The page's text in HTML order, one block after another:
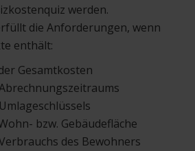
werden.
die Anforderungen, wenn
enthält:
Gesamtkosten
bzw. Gebäudefläche
des Bewohners